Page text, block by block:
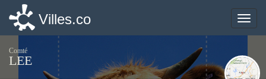
Toggle
Villes.co
Comté
LEE
Toggle
Villes.co